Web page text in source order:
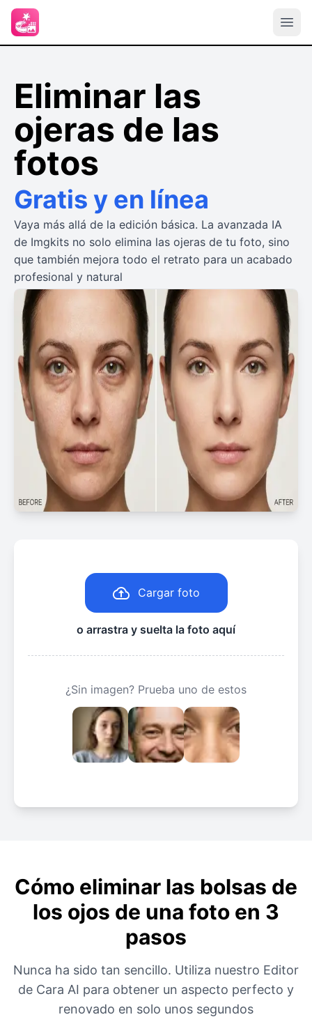
Eliminar las
ojeras de las
fotos
Gratis y en línea
Vaya más allá de la edición básica. La avanzada IA
de Imgkits no solo elimina las ojeras de tu foto, sino
que también mejora todo el retrato para un acabado
profesional y natural
Cargar foto
o arrastra y suelta la foto aquí
¿Sin imagen? Prueba uno de estos
Cómo eliminar las bolsas de
los ojos de una foto en 3
pasos
Nunca ha sido tan sencillo. Utiliza nuestro Editor
de Cara AI para obtener un aspecto perfecto y
renovado en solo unos segundos